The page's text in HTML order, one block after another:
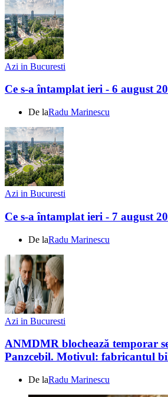
Azi in Bucuresti
Ce s-a întamplat ieri - 6 august
De laRadu Marinescu
Azi in Bucuresti
Ce s-a întamplat ieri - 7 august
De laRadu Marinescu
Azi in Bucuresti
ANMDMR blochează temporar
Panzcebil. Motivul: fabricantul
De laRadu Marinescu